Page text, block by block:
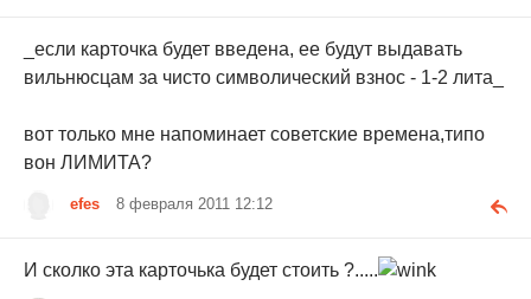
_если карточка будет введена, ее будут выдавать
вильнюсцам за чисто символический взнос - 1-2 лита_
вот только мне напоминает советские времена,типо
вон ЛИМИТА?
efes 8 февраля 2011 12:12
И сколко эта карточька будет стоить ?.....